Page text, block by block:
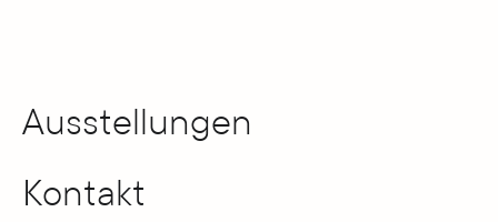
Ausstellungen
Kontakt